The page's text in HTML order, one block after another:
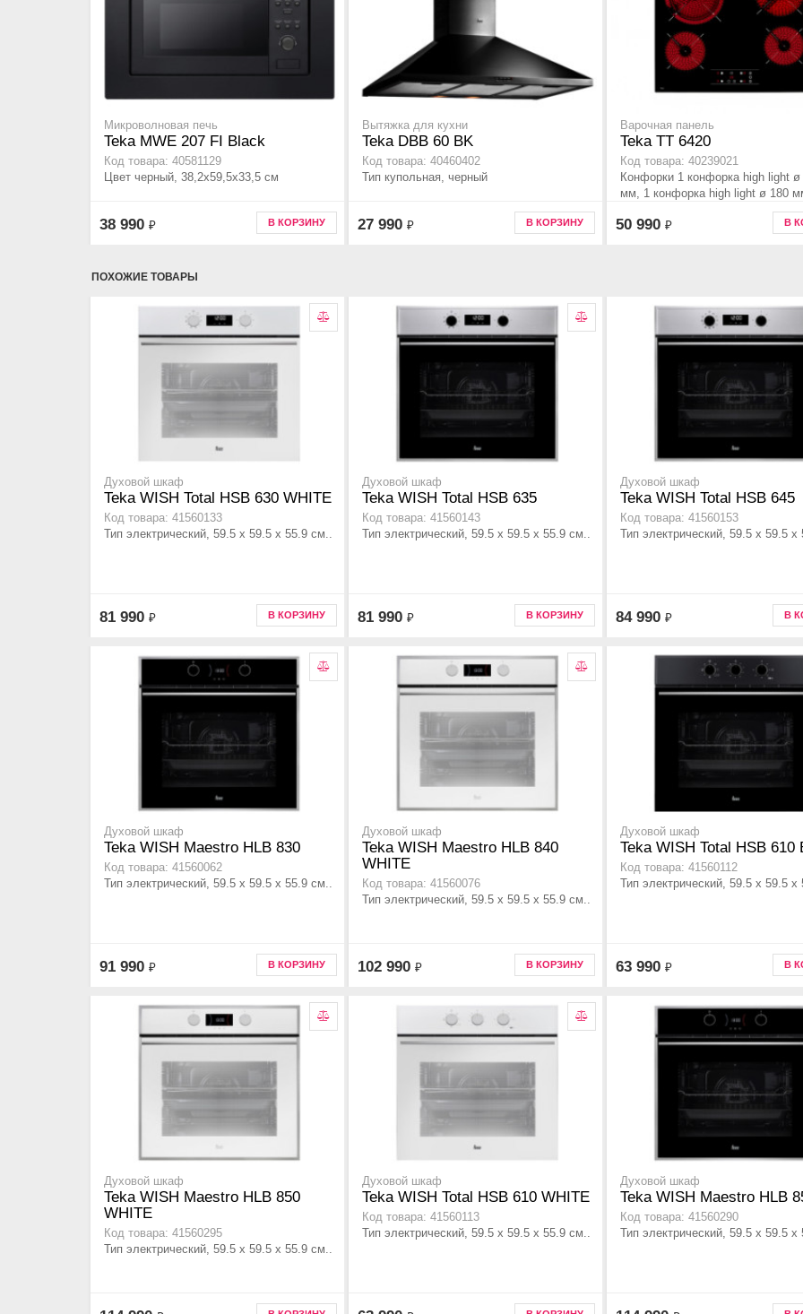
Микроволновая печь
Teka MWE 207 FI Black
Код товара: 40581129
Цвет черный, 38,2х59,5х33,5 cм
38 990 ₽ В КОРЗИНУ
Вытяжка для кухни
Teka DBB 60 BK
Код товара: 40460402
Тип купольная, черный
27 990 ₽ В КОРЗИНУ
Варочная панель
Teka TT 6420
Код товара: 40239021
Конфорки 1 конфорка high light ø
мм, 1 конфорка high light ø 180
конфорки high light ø 145 мм,
стеклокерамика
50 990 ₽ В
ПОХОЖИЕ ТОВАРЫ
Духовой шкаф
Teka WISH Total HSB 630 WHITE
Код товара: 41560133
Тип электрический, 59.5 х 59.5 x 55.9 см..
81 990 ₽ В КОРЗИНУ
Духовой шкаф
Teka WISH Total HSB 635
Код товара: 41560143
Тип электрический, 59.5 х 59.5 x 55.9 см..
81 990 ₽ В КОРЗИНУ
Духовой шкаф
Teka WISH Total HSB 645
Код товара: 41560153
Тип электрический, 59.5 х 59.5 x
84 990 ₽ В
Духовой шкаф
Teka WISH Maestro HLB 830
Код товара: 41560062
Тип электрический, 59.5 х 59.5 x 55.9 см..
91 990 ₽ В КОРЗИНУ
Духовой шкаф
Teka WISH Maestro HLB 840
WHITE
Код товара: 41560076
Тип электрический, 59.5 х 59.5 x 55.9 см..
102 990 ₽ В КОРЗИНУ
Духовой шкаф
Teka WISH Total HSB 610
Код товара: 41560112
Тип электрический, 59.5 х 59.5 x
63 990 ₽ В
Духовой шкаф
Teka WISH Maestro HLB 850
WHITE
Код товара: 41560295
Тип электрический, 59.5 х 59.5 x 55.9 см..
Духовой шкаф
Teka WISH Total HSB 610 WHITE
Код товара: 41560113
Тип электрический, 59.5 х 59.5 x 55.9 см..
Духовой шкаф
Teka WISH Maestro HLB
Код товара: 41560290
Тип электрический, 59.5 х 59.5 x